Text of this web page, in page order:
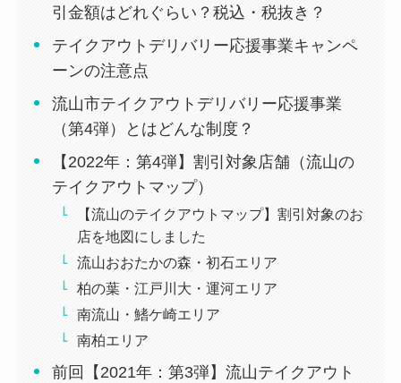
牛たん焼きと伊達ごはん だてなり
屋 流山おおたかの森SC店
緑27
テラス
緑28
トラットリア ピッツェリア サレ
ルノ 流山店
オレ
ンジ
食事処 松まる
オレ
ンジ
竹泉
引金額はどれぐらい？税込・税抜き？
テイクアウトデリバリー応援事業キャンペ
ーンの注意点
流山市テイクアウトデリバリー応援事業
（第4弾）とはどんな制度？
【2022年：第4弾】割引対象店舗（流山の
テイクアウトマップ）
【流山のテイクアウトマップ】割引対象のお
店を地図にしました
流山おおたかの森・初石エリア
柏の葉・江戸川大・運河エリア
南流山・鰭ケ崎エリア
南柏エリア
前回【2021年：第3弾】流山テイクアウト